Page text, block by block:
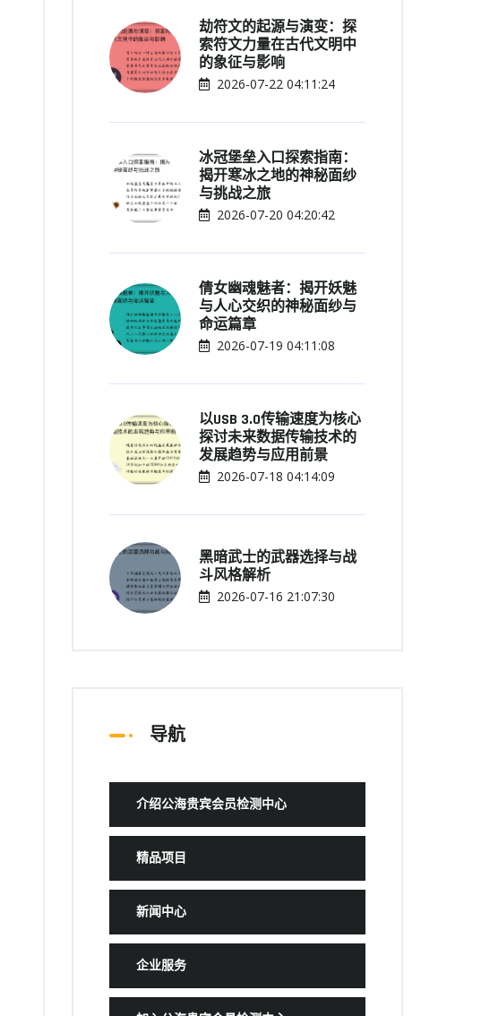
劫符文的起源与演变：探
索符文力量在古代文明中
的象征与影响
2026-07-22 04:11:24
冰冠堡垒入口探索指南：
揭开寒冰之地的神秘面纱
与挑战之旅
2026-07-20 04:20:42
倩女幽魂魅者：揭开妖魅
与人心交织的神秘面纱与
命运篇章
2026-07-19 04:11:08
以USB 3.0传输速度为核心
探讨未来数据传输技术的
发展趋势与应用前景
2026-07-18 04:14:09
黑暗武士的武器选择与战
斗风格解析
2026-07-16 21:07:30
导航
介绍公海贵宾会员检测中心
精品项目
新闻中心
企业服务